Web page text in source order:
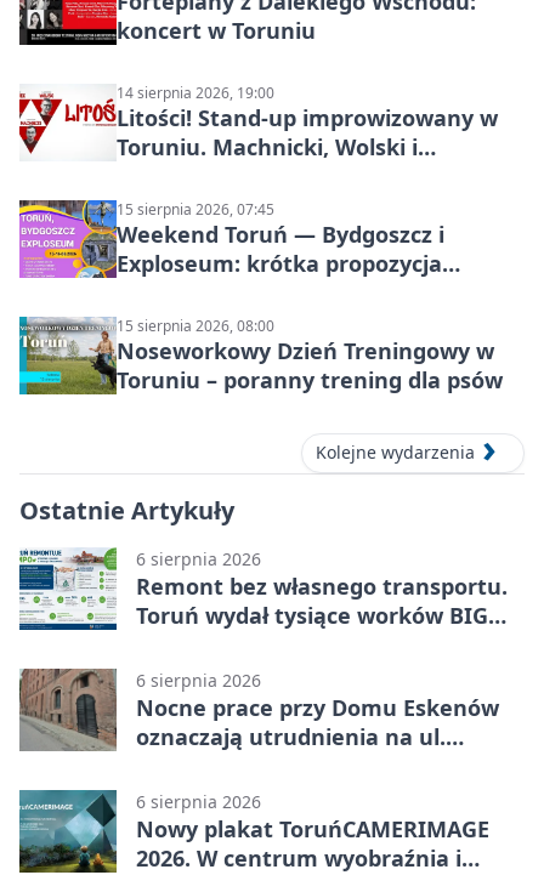
koncert w Toruniu
14 sierpnia 2026, 19:00
Litości! Stand-up improwizowany w
Toruniu. Machnicki, Wolski i
15 sierpnia 2026, 07:45
Weekend Toruń — Bydgoszcz i
Exploseum: krótka propozycja
15 sierpnia 2026, 08:00
Noseworkowy Dzień Treningowy w
Toruniu – poranny trening dla psów
Kolejne wydarzenia
Ostatnie Artykuły
6 sierpnia 2026
Remont bez własnego transportu.
Toruń wydał tysiące worków BIG
6 sierpnia 2026
Nocne prace przy Domu Eskenów
oznaczają utrudnienia na ul.
6 sierpnia 2026
Nowy plakat ToruńCAMERIMAGE
2026. W centrum wyobraźnia i